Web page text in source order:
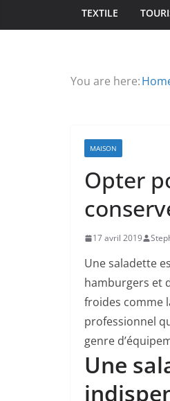
TEXTILE
You are here:
MAISON
Opter
17 avril 2019
Une saladette
hamburgers et
froides comme
professionnel
genre
Une